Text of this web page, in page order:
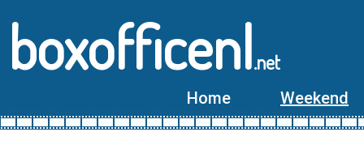
boxofficenl.net
Home Weekend